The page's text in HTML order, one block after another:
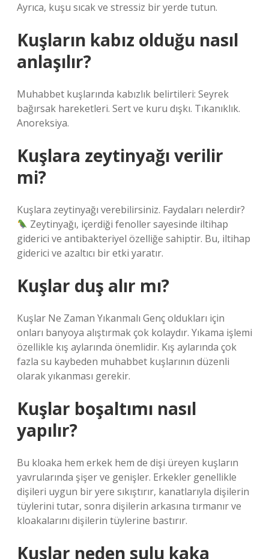
Ayrıca, kuşu sıcak ve stressiz bir yerde tutun.
Kuşların kabız olduğu nasıl
anlaşılır?
Muhabbet kuşlarında kabızlık belirtileri: Seyrek
bağırsak hareketleri. Sert ve kuru dışkı. Tıkanıklık.
Anoreksiya.
Kuşlara zeytinyağı verilir
mi?
Kuşlara zeytinyağı verebilirsiniz. Faydaları nelerdir?
Zeytinyağı, içerdiği fenoller sayesinde iltihap
giderici ve antibakteriyel özelliğe sahiptir. Bu, iltihap
giderici ve azaltıcı bir etki yaratır.
Kuşlar duş alır mı?
Kuşlar Ne Zaman Yıkanmalı Genç oldukları için
onları banyoya alıştırmak çok kolaydır. Yıkama işlemi
özellikle kış aylarında önemlidir. Kış aylarında çok
fazla su kaybeden muhabbet kuşlarının düzenli
olarak yıkanması gerekir.
Kuşlar boşaltımı nasıl
yapılır?
Bu kloaka hem erkek hem de dişi üreyen kuşların
yavrularında şişer ve genişler. Erkekler genellikle
dişileri uygun bir yere sıkıştırır, kanatlarıyla dişilerin
tüylerini tutar, sonra dişilerin arkasına tırmanır ve
kloakalarını dişilerin tüylerine bastırır.
Kuşlar neden sulu kaka